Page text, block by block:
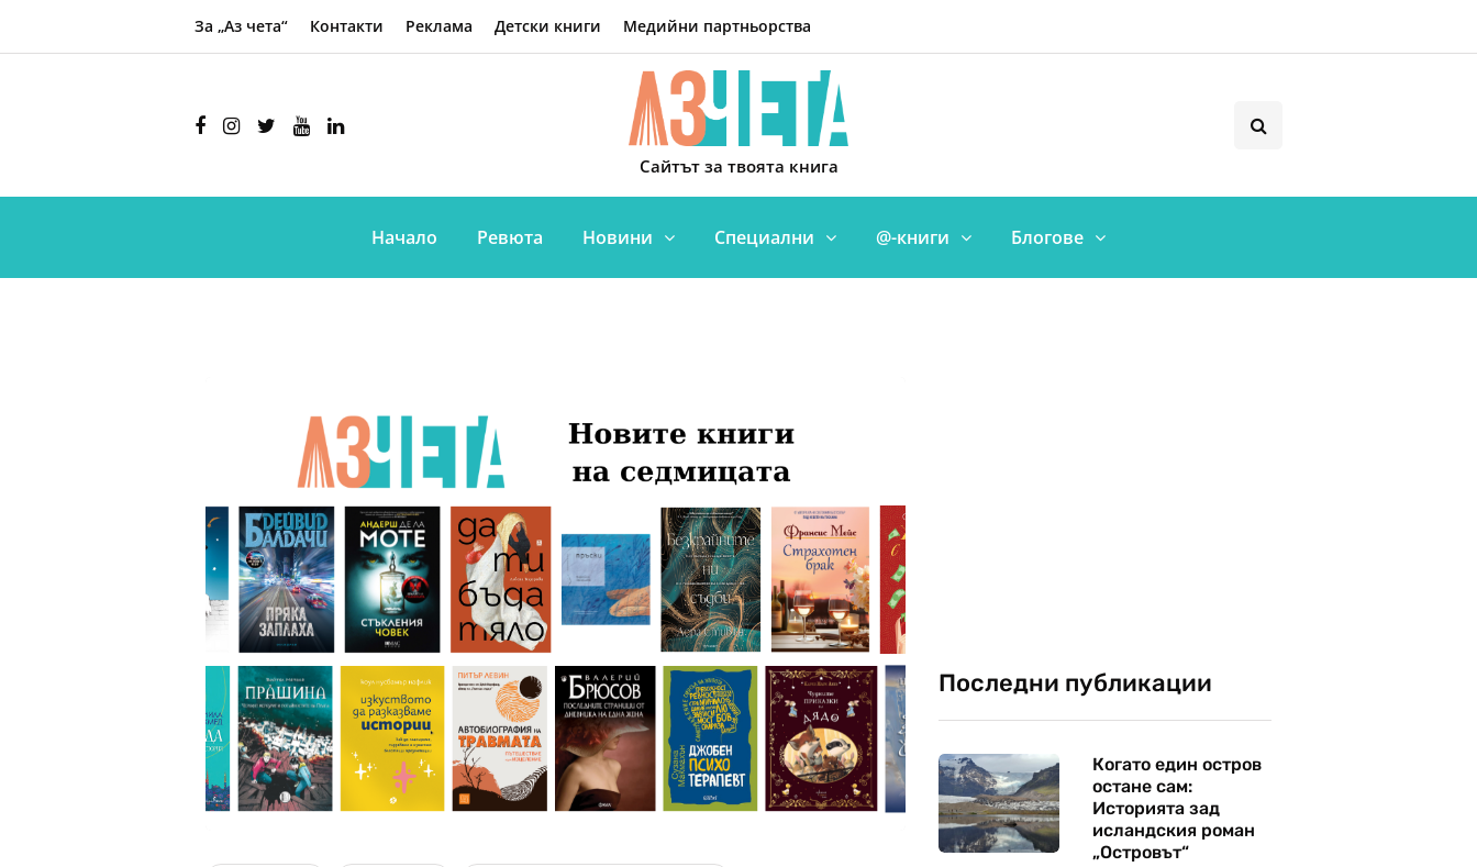
За „Аз чета“ Контакти Реклама Детски книги Медийни партньорства
Сайтът за твоята книга
Начало Ревюта Новини Специални @-книги Блогове
Последни публикации
Когато един остров
остане сам:
Историята зад
исландския роман
„Островът“